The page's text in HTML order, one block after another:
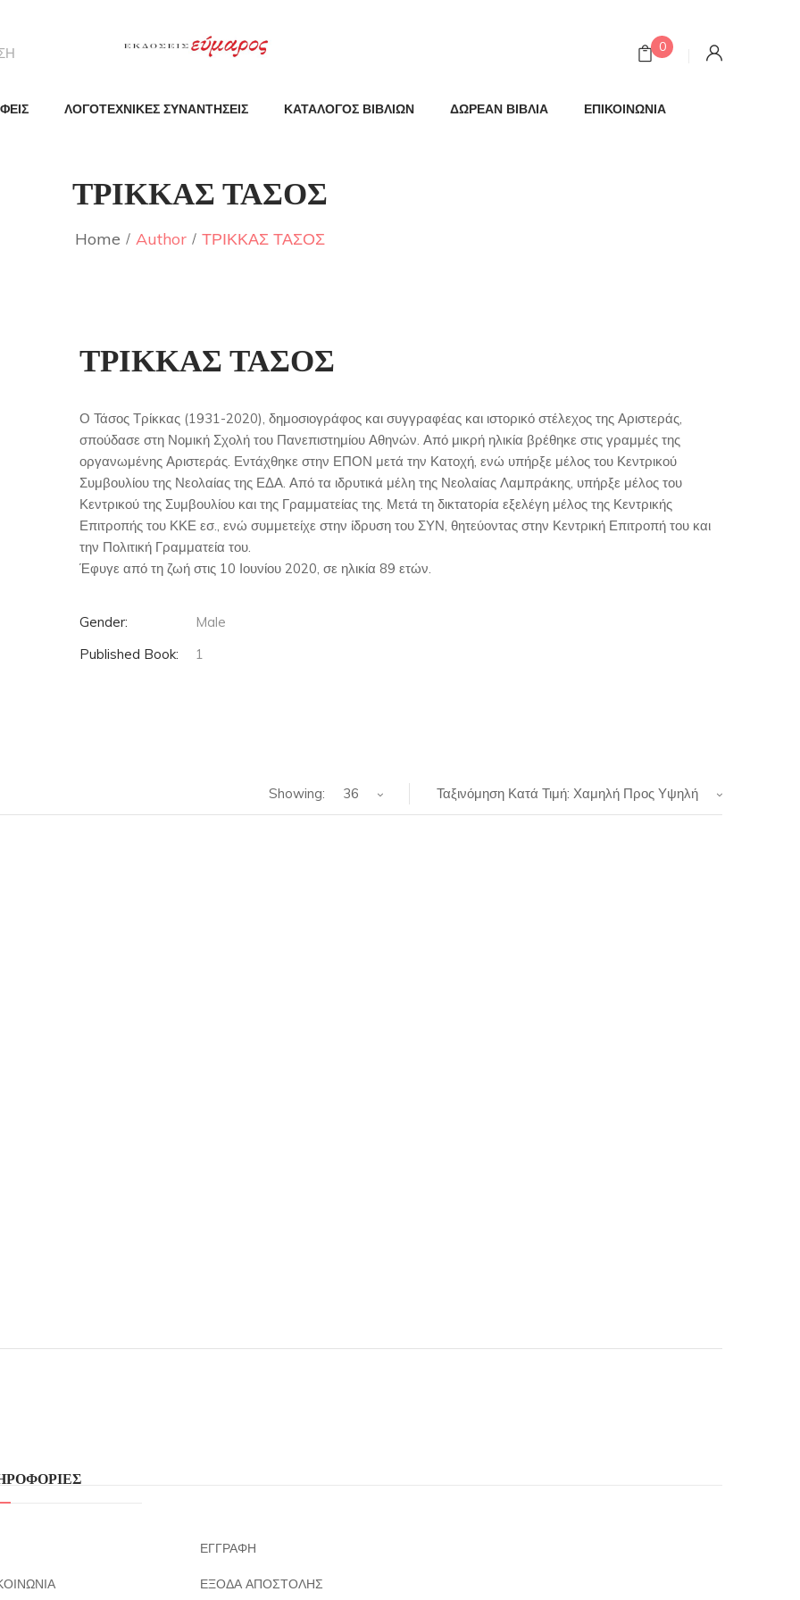
0
ΛΟΓΟΤΕΧΝΙΚΕΣ ΣΥΝΑΝΤΗΣΕΙΣ ΚΑΤΑΛΟΓΟΣ ΒΙΒΛΙΩΝ ΔΩΡΕΑΝ ΒΙΒΛΙΑ ΕΠΙΚΟΙΝΩΝΙΑ
ΤΡΙΚΚΑΣ ΤΑΣΟΣ
Home Author ΤΡΙΚΚΑΣ ΤΑΣΟΣ
ΤΡΙΚΚΑΣ ΤΑΣΟΣ
Ο Τάσος Τρίκκας (1931-2020), δημοσιογράφος και συγγραφέας και ιστορικό στέλεχος της Αριστεράς,
σπούδασε στη Νομική Σχολή του Πανεπιστημίου Αθηνών. Από μικρή ηλικία βρέθηκε στις γραμμές της
οργανωμένης Αριστεράς. Εντάχθηκε στην ΕΠΟΝ μετά την Κατοχή, ενώ υπήρξε μέλος του Κεντρικού
Συμβουλίου της Νεολαίας της ΕΔΑ. Από τα ιδρυτικά μέλη της Νεολαίας Λαμπράκης, υπήρξε μέλος του
Κεντρικού της Συμβουλίου και της Γραμματείας της. Μετά τη δικτατορία εξελέγη μέλος της Κεντρικής
Επιτροπής του ΚΚΕ εσ., ενώ συμμετείχε στην ίδρυση του ΣΥΝ, θητεύοντας στην Κεντρική Επιτροπή του και
την Πολιτική Γραμματεία του.
Έφυγε από τη ζωή στις 10 Ιουνίου 2020, σε ηλικία 89 ετών.
Gender:
Male
Published Book:
1
Ταξινόμηση Κατά Τιμή: Χαμηλή Προς Υψηλή
Showing: 36
ΕΓΓΡΑΦΗ
ΕΞΟΔΑ ΑΠΟΣΤΟΛΗΣ